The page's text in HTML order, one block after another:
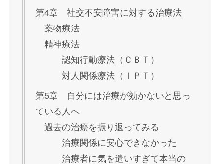
第4章 社交不安障害に対する治療法
薬物療法
精神療法
認知行動療法（ＣＢＴ）
対人関係療法（ＩＰＴ）
第5章 自分には治療が効かないと思っ
ている人へ
過去の治療を振り返ってみる
治療関係に安心できなかった
治療者に気を遣いすぎて本当の